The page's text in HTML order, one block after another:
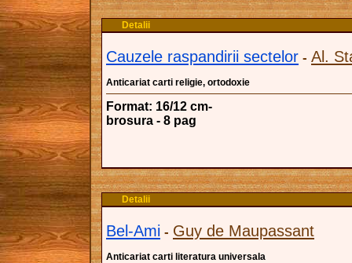
Detalii
Cauzele raspandirii sectelor - Al.
Anticariat carti religie, ortodoxie
Format: 16/12 cm-
brosura - 8 pag
Detalii
Bel-Ami - Guy de Maupassant
Anticariat carti literatura universala